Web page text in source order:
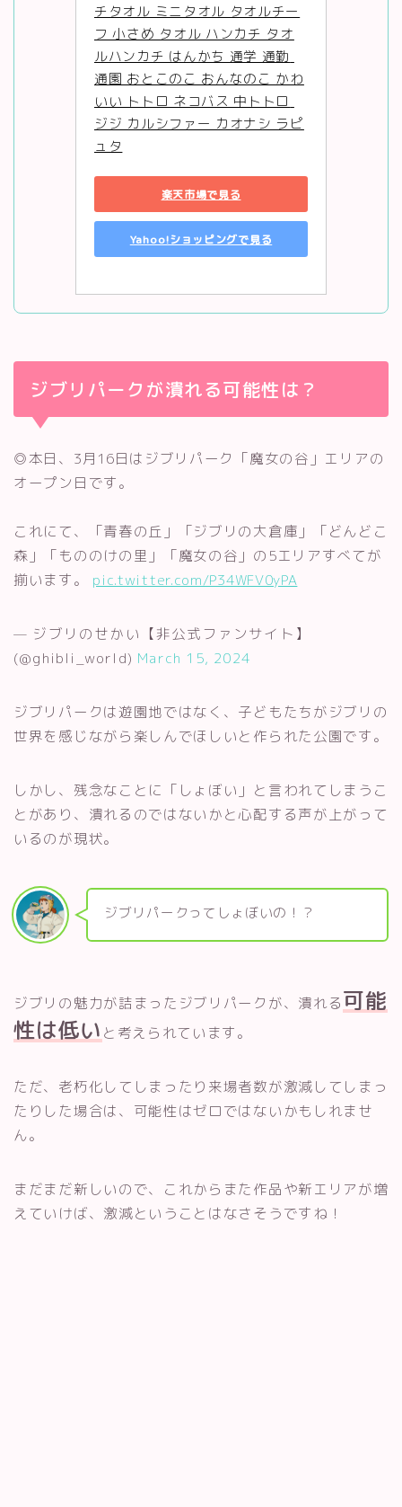
チタオル ミニタオル タオルチー
フ 小さめ タオル ハンカチ タオ
ルハンカチ はんかち 通学 通勤
通園 おとこのこ おんなのこ かわ
いい トトロ ネコバス 中トトロ
ジジ カルシファー カオナシ ラピ
ュタ
楽天市場で見る
Yahoo!ショッピングで見る
ジブリパークが潰れる可能性は？
◎本日、3月16日はジブリパーク「魔女の谷」エリアの
オープン日です。
これにて、「青春の丘」「ジブリの大倉庫」「どんどこ
森」「もののけの里」「魔女の谷」の5エリアすべてが
揃います。 pic.twitter.com/P34WFV0yPA
— ジブリのせかい【非公式ファンサイト】
(@ghibli_world) March 15, 2024
ジブリパークは遊園地ではなく、子どもたちがジブリの
世界を感じながら楽しんでほしいと作られた公園です。
しかし、残念なことに「しょぼい」と言われてしまうこ
とがあり、潰れるのではないかと心配する声が上がって
いるのが現状。
ジブリパークってしょぼいの！？
ジブリの魅力が詰まったジブリパークが、潰れる可能
性は低い と考えられています。
ただ、老朽化してしまったり来場者数が激減してしまっ
たりした場合は、可能性はゼロではないかもしれませ
ん。
まだまだ新しいので、これからまた作品や新エリアが増
えていけば、激減ということはなさそうですね！